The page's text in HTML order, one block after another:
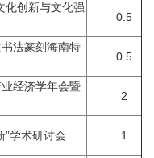
化创新与文化强
0.5
法篆刻海南特
0.5
经济学年会暨
2
”学术研讨会 1